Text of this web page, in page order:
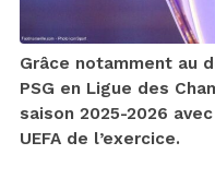
Grâce notamment au
PSG en Ligue des
saison 2025-2026
UEFA de l’exercice.